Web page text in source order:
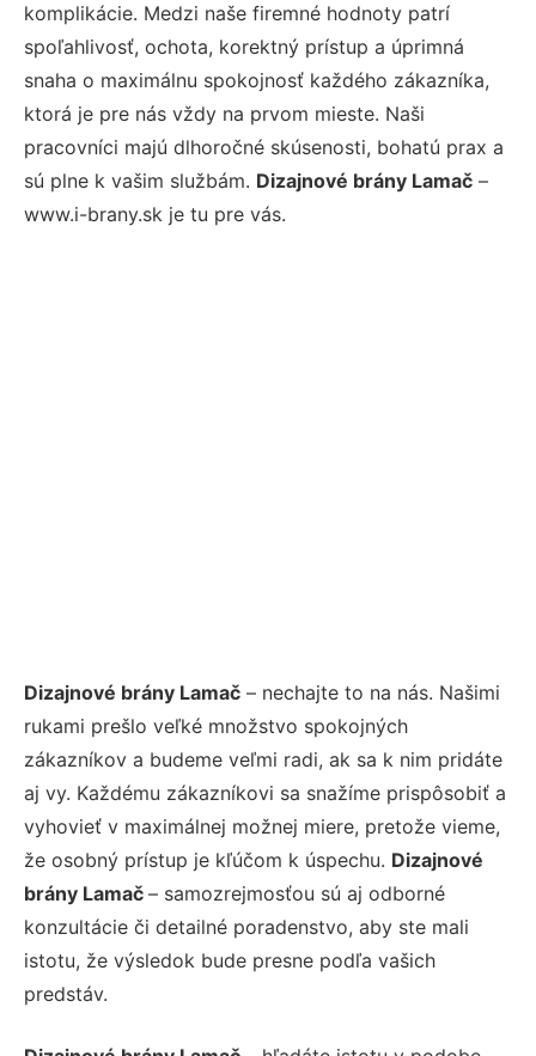
komplikácie. Medzi naše firemné hodnoty patrí
spoľahlivosť, ochota, korektný prístup a úprimná
snaha o maximálnu spokojnosť každého zákazníka,
ktorá je pre nás vždy na prvom mieste. Naši
pracovníci majú dlhoročné skúsenosti, bohatú prax a
sú plne k vašim službám. Dizajnové brány Lamač –
www.i-brany.sk je tu pre vás.
Dizajnové brány Lamač – nechajte to na nás. Našimi
rukami prešlo veľké množstvo spokojných
zákazníkov a budeme veľmi radi, ak sa k nim pridáte
aj vy. Každému zákazníkovi sa snažíme prispôsobiť a
vyhovieť v maximálnej možnej miere, pretože vieme,
že osobný prístup je kľúčom k úspechu. Dizajnové
brány Lamač – samozrejmosťou sú aj odborné
konzultácie či detailné poradenstvo, aby ste mali
istotu, že výsledok bude presne podľa vašich
predstáv.